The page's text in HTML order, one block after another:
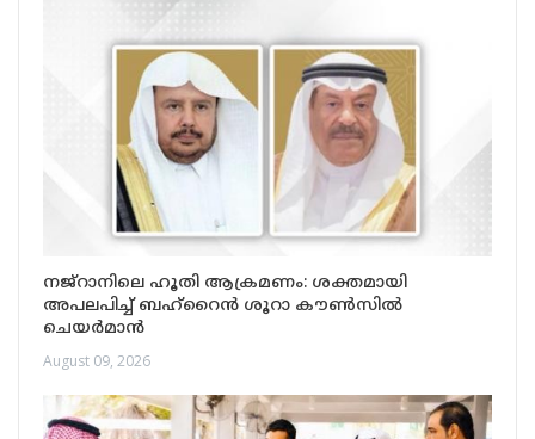
നജ്‌റാനിലെ ഹൂതി ആക്രമണം: ശക്തമായി
അപലപിച്ച് ബഹ്‌റൈൻ ശൂറാ കൗൺസിൽ
ചെയർമാൻ
August 09, 2026